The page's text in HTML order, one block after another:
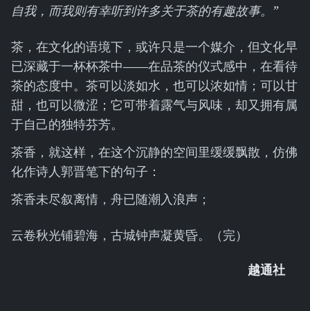
自我，而我则有幸听到许多关于茶的有趣故事。”
茶，在文化的语境下，或许只是一个媒介，但文化早
已深藏于一杯杯茶中——在品茶的仪式感中，在看待
茶的态度中。茶可以淡如水，也可以浓如情；可以甘
甜，也可以微涩；它可带着露气与风味，却又拥有属
于自己的独特芬芳。
茶香，就这样，在这个沉静的空间里缓缓飘散，仿佛
化作诗人郭晋笔下的句子：
茶香未尽叙离情，舟已随潮入浪声；
云卷秋光铺碧海，古城钟声凝黄昏。（完）
越通社